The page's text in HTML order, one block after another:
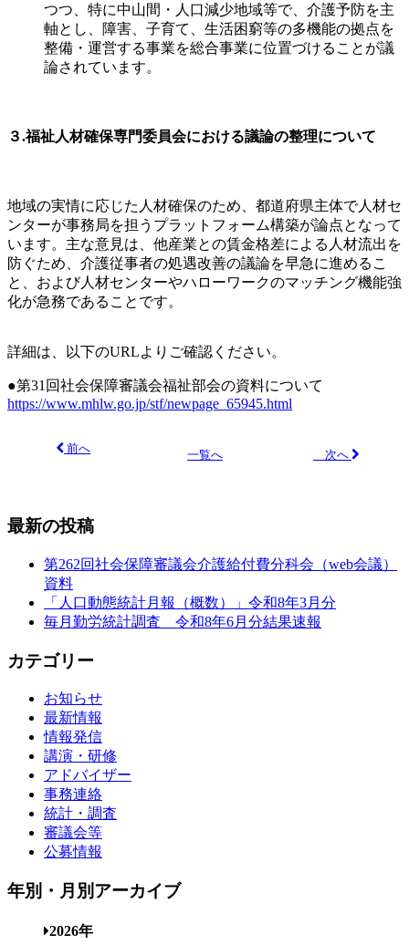
つつ、特に中山間・人口減少地域等で、介護予防を主
軸とし、障害、子育て、生活困窮等の多機能の拠点を
整備・運営する事業を総合事業に位置づけることが議
論されています。
３.福祉人材確保専門委員会における議論の整理について
地域の実情に応じた人材確保のため、都道府県主体で人材セ
ンターが事務局を担うプラットフォーム構築が論点となって
います。主な意見は、他産業との賃金格差による人材流出を
防ぐため、介護従事者の処遇改善の議論を早急に進めるこ
と、および人材センターやハローワークのマッチング機能強
化が急務であることです。
詳細は、以下のURLよりご確認ください。
●第31回社会保障審議会福祉部会の資料について
https://www.mhlw.go.jp/stf/newpage_65945.html
前へ
一覧へ 次へ
最新の投稿
第262回社会保障審議会介護給付費分科会（web会議）
資料
「人口動態統計月報（概数）」令和8年3月分
毎月勤労統計調査 令和8年6月分結果速報
カテゴリー
お知らせ
最新情報
情報発信
講演・研修
アドバイザー
事務連絡
統計・調査
審議会等
公募情報
年別・月別アーカイブ
2026年